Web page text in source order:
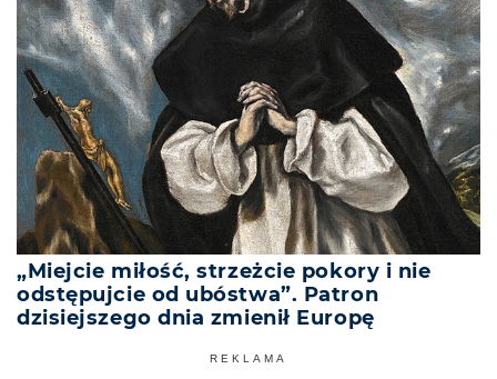
„Miejcie miłość, strzeżcie pokory i nie
odstępujcie od ubóstwa”. Patron
dzisiejszego dnia zmienił Europę
REKLAMA